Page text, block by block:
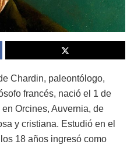
Chardin, paleontólogo,
francés, nació el 1 de
Orcines, Auvernia, de
y cristiana. Estudió en el
18 años ingresó como